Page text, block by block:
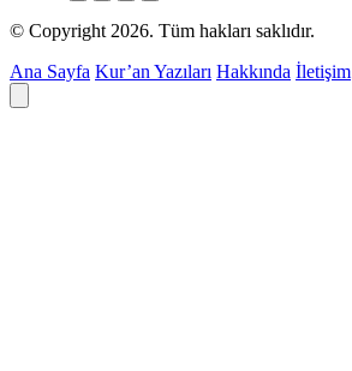
© Copyright 2026. Tüm hakları saklıdır.
Ana Sayfa Kur’an Yazıları Hakkında İletişim